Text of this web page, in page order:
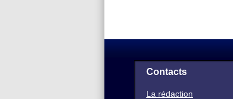
Contacts
La rédaction